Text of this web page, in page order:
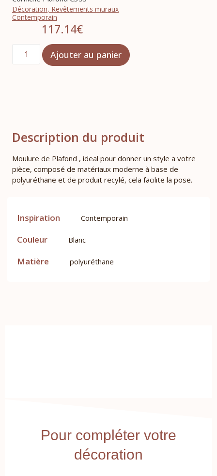
Décoration, Revêtements muraux
Contemporain
117.14€
Ajouter au panier
Description du produit
Moulure de Plafond , ideal pour donner un style a votre
pièce, composé de matériaux moderne à base de
polyuréthane et de produit recylé, cela facilite la pose.
Inspiration Contemporain
Couleur Blanc
Matière polyuréthane
Pour compléter votre
décoration